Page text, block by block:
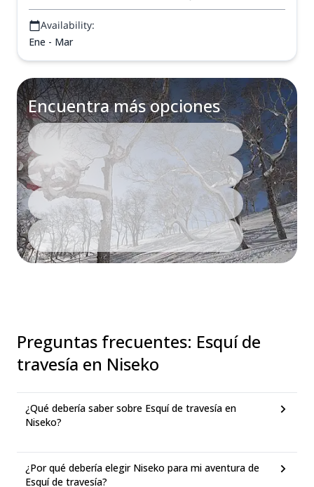
Availability:
Ene - Mar
Encuentra más opciones
Preguntas frecuentes: Esquí de
travesía en Niseko
¿Qué debería saber sobre Esquí de travesía en
Niseko?
¿Por qué debería elegir Niseko para mi aventura de
Esquí de travesía?